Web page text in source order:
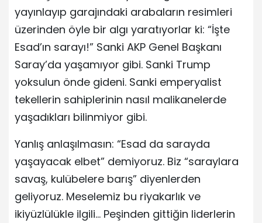
yayınlayıp garajındaki arabaların resimleri
üzerinden öyle bir algı yaratıyorlar ki: “İşte
Esad’ın sarayı!” Sanki AKP Genel Başkanı
Saray’da yaşamıyor gibi. Sanki Trump
yoksulun önde gideni. Sanki emperyalist
tekellerin sahiplerinin nasıl malikanelerde
yaşadıkları bilinmiyor gibi.
Yanlış anlaşılmasın: “Esad da sarayda
yaşayacak elbet” demiyoruz. Biz “saraylara
savaş, kulübelere barış” diyenlerden
geliyoruz. Meselemiz bu riyakarlık ve
ikiyüzlülükle ilgili… Peşinden gittiğin liderlerin